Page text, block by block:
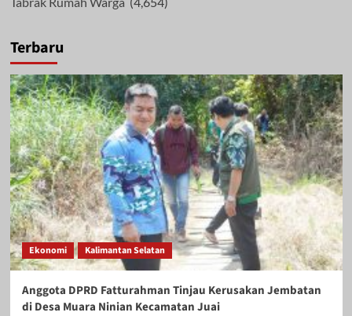
Terbaru
Ekonomi Kalimantan Selatan
Anggota DPRD Fatturahman Tinjau Kerusakan Jembatan
di Desa Muara Ninian Kecamatan Juai